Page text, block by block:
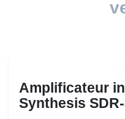
Amplificateur
SDR-38
Ampli de classe G avec